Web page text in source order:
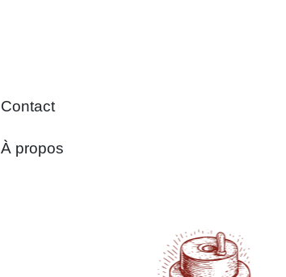
Contact
À propos